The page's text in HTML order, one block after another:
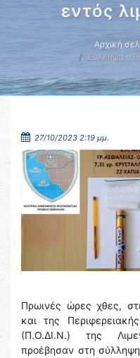
εντός
Αρχική
Σύλληψη
27/10/2023 2:19 μμ.
Πρωινές ώρες χθες,
και της
(Π.Ο.ΔΙ.Ν.) της
προέβησαν στη